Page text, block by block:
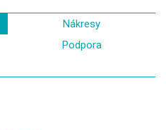
Nákresy
Podpora